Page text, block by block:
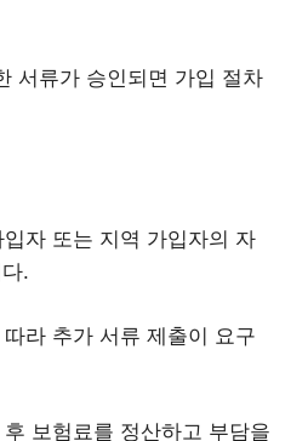
서류가 승인되면 가입 절차
자 또는 지역 가입자의 자
.
라 추가 서류 제출이 요구
보험료를 정산하고 부담을